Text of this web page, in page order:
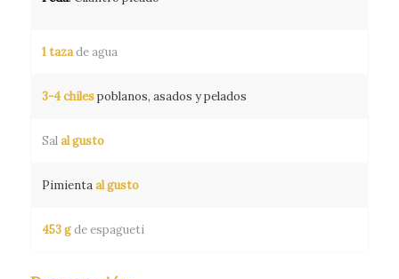
1 tazade agua
3-4 chilespoblanos, asados y pelados
Salal gusto
Pimientaal gusto
453 gde espagueti